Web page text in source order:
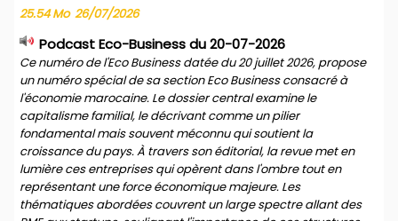
25.54 Mo 26/07/2026
Podcast Eco-Business du 20-07-2026
Ce numéro de l'Eco Business datée du 20 juillet 2026, propose
un numéro spécial de sa section Eco Business consacré à
l'économie marocaine. Le dossier central examine le
capitalisme familial, le décrivant comme un pilier
fondamental mais souvent méconnu qui soutient la
croissance du pays. À travers son éditorial, la revue met en
lumière ces entreprises qui opèrent dans l'ombre tout en
représentant une force économique majeure. Les
thématiques abordées couvrent un large spectre allant des